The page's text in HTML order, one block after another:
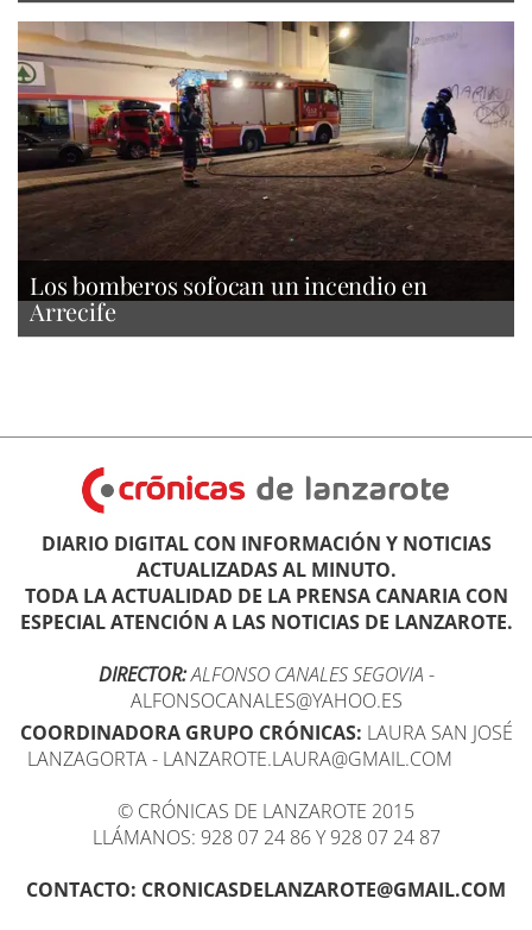
Los bomberos sofocan un incendio en
Arrecife
DIARIO DIGITAL CON INFORMACIÓN Y NOTICIAS
ACTUALIZADAS AL MINUTO.
TODA LA ACTUALIDAD DE LA PRENSA CANARIA CON
ESPECIAL ATENCIÓN A LAS NOTICIAS DE LANZAROTE.
DIRECTOR:ALFONSO CANALES SEGOVIA -
ALFONSOCANALES@YAHOO.ES
COORDINADORA GRUPO CRÓNICAS: LAURA SAN JOSÉ
LANZAGORTA - LANZAROTE.LAURA@GMAIL.COM
© CRÓNICAS DE LANZAROTE 2015
LLÁMANOS: 928 07 24 86 Y 928 07 24 87
CONTACTO: CRONICASDELANZAROTE@GMAIL.COM